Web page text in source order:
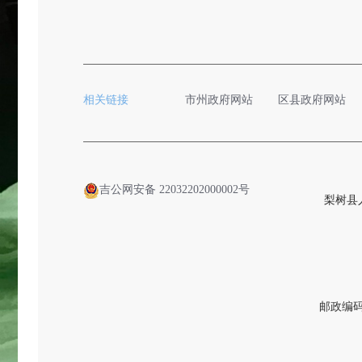
相关链接 市州政府网站 区县政府网站
吉公网安备 22032202000002号
梨树县
邮政编